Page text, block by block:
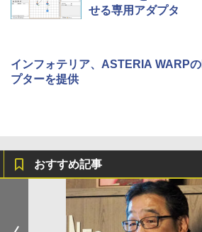
せる専用アダプタ
インフォテリア、ASTERIA WARP
プターを提供
おすすめ記事